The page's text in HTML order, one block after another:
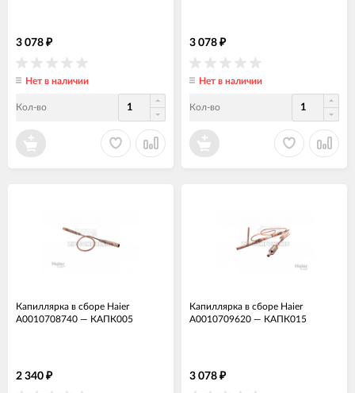
3 078 ₽
Нет в наличии
Кол-во
3 078 ₽
Нет в наличии
Кол-во
Капиллярка в сборе Haier
A0010708740 — КАПК005
2 340 ₽
Капиллярка в сборе Haier
A0010709620 — КАПК015
3 078 ₽